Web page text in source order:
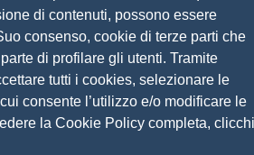
di contenuti, possono essere
consenso, cookie di terze parti che
di profilare gli utenti. Tramite
tutti i cookies, selezionare le
consente l’utilizzo e/o modificare le
la Cookie Policy completa, clicchi